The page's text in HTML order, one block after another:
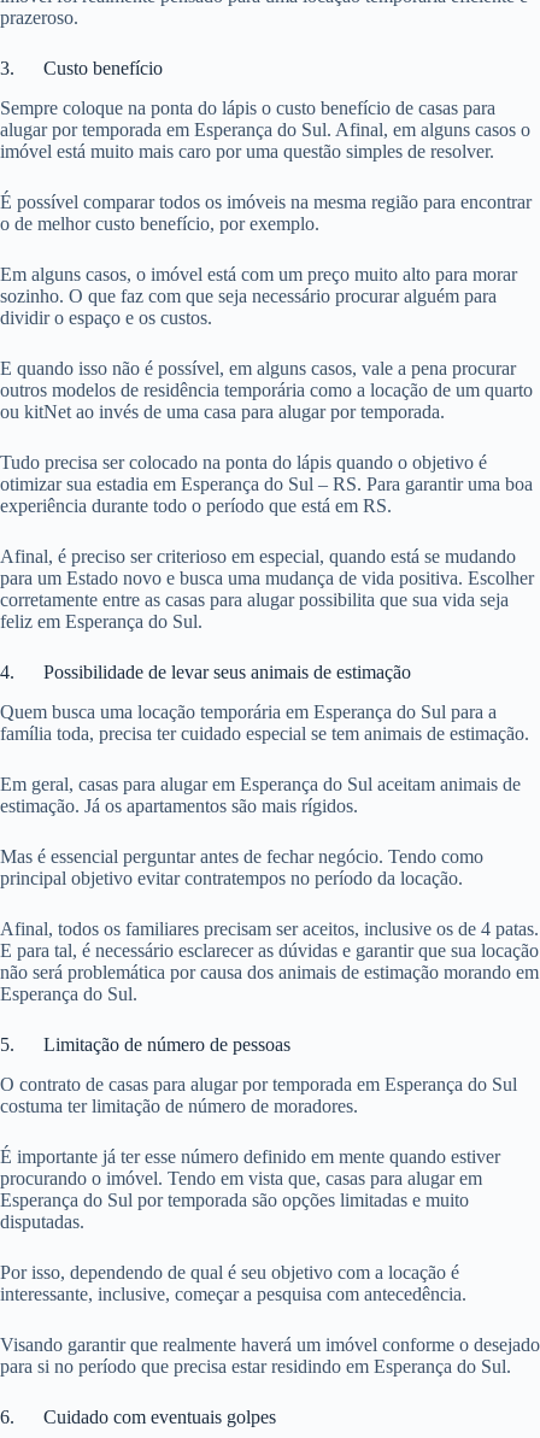
prazeroso.
3. Custo benefício
Sempre coloque na ponta do lápis o custo benefício de casas para
alugar por temporada em Esperança do Sul. Afinal, em alguns casos o
imóvel está muito mais caro por uma questão simples de resolver.
É possível comparar todos os imóveis na mesma região para encontrar
o de melhor custo benefício, por exemplo.
Em alguns casos, o imóvel está com um preço muito alto para morar
sozinho. O que faz com que seja necessário procurar alguém para
dividir o espaço e os custos.
E quando isso não é possível, em alguns casos, vale a pena procurar
outros modelos de residência temporária como a locação de um quarto
ou kitNet ao invés de uma casa para alugar por temporada.
Tudo precisa ser colocado na ponta do lápis quando o objetivo é
otimizar sua estadia em Esperança do Sul – RS. Para garantir uma boa
experiência durante todo o período que está em RS.
Afinal, é preciso ser criterioso em especial, quando está se mudando
para um Estado novo e busca uma mudança de vida positiva. Escolher
corretamente entre as casas para alugar possibilita que sua vida seja
feliz em Esperança do Sul.
4. Possibilidade de levar seus animais de estimação
Quem busca uma locação temporária em Esperança do Sul para a
família toda, precisa ter cuidado especial se tem animais de estimação.
Em geral, casas para alugar em Esperança do Sul aceitam animais de
estimação. Já os apartamentos são mais rígidos.
Mas é essencial perguntar antes de fechar negócio. Tendo como
principal objetivo evitar contratempos no período da locação.
Afinal, todos os familiares precisam ser aceitos, inclusive os de 4 patas.
E para tal, é necessário esclarecer as dúvidas e garantir que sua locação
não será problemática por causa dos animais de estimação morando em
Esperança do Sul.
5. Limitação de número de pessoas
O contrato de casas para alugar por temporada em Esperança do Sul
costuma ter limitação de número de moradores.
É importante já ter esse número definido em mente quando estiver
procurando o imóvel. Tendo em vista que, casas para alugar em
Esperança do Sul por temporada são opções limitadas e muito
disputadas.
Por isso, dependendo de qual é seu objetivo com a locação é
interessante, inclusive, começar a pesquisa com antecedência.
Visando garantir que realmente haverá um imóvel conforme o desejado
para si no período que precisa estar residindo em Esperança do Sul.
6. Cuidado com eventuais golpes